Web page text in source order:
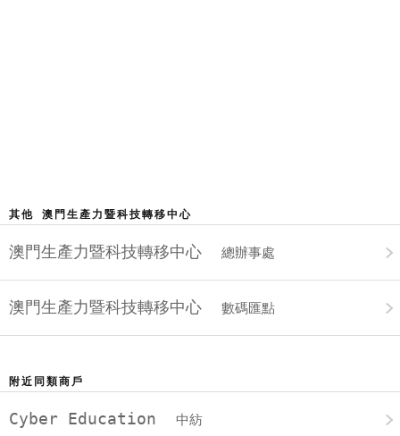
其他 澳門生產力暨科技轉移中心
澳門生產力暨科技轉移中心 總辦事處
澳門生產力暨科技轉移中心 數碼匯點
附近同類商戶
Cyber Education 中紡